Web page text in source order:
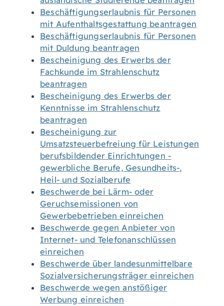
Beschäftigungserlaubnis für Personen
mit Aufenthaltsgestattung beantragen
Beschäftigungserlaubnis für Personen
mit Duldung beantragen
Bescheinigung des Erwerbs der
Fachkunde im Strahlenschutz
beantragen
Bescheinigung des Erwerbs der
Kenntnisse im Strahlenschutz
beantragen
Bescheinigung zur
Umsatzsteuerbefreiung für Leistungen
berufsbildender Einrichtungen -
gewerbliche Berufe, Gesundheits-,
Heil- und Sozialberufe
Beschwerde bei Lärm- oder
Geruchsemissionen von
Gewerbebetrieben einreichen
Beschwerde gegen Anbieter von
Internet- und Telefonanschlüssen
einreichen
Beschwerde über landesunmittelbare
Sozialversicherungsträger einreichen
Beschwerde wegen anstößiger
Werbung einreichen